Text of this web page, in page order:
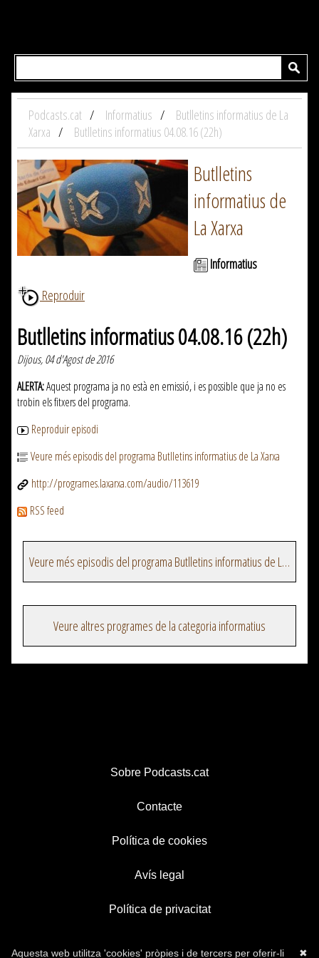
Podcasts.cat Informatius
Butlletins informatius de La
Xarxa
Butlletins informatius 04.08.16 (22h)
Butlletins
informatius de
La Xarxa
Informatius
Reproduir
Butlletins informatius 04.08.16 (22h)
Dijous, 04 d'Agost de 2016
ALERTA:Aquest programa ja no està en emissió, i es possible que ja no es
trobin els fitxers del programa.
Reproduir episodi
Veure més episodis del programa Butlletins informatius de La Xarxa
http://programes.laxarxa.com/audio/113619
RSS feed
Veure més episodis del programa Butlletins informatius de La Xarxa
Veure altres programes de la categoria informatius
Sobre Podcasts.cat
Contacte
Política de cookies
Avís legal
Política de privacitat
✖
Aquesta web utilitza 'cookies' pròpies i de tercers per oferir-li